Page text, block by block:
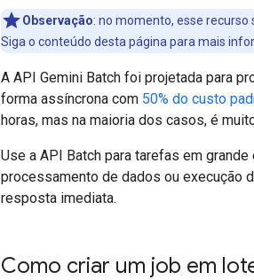
Observação: no momento, esse recurso
Siga o conteúdo desta página para mais
A API Gemini Batch foi projetada para
forma assíncrona com 50% do custo
horas, mas na maioria dos casos, é
Use a API Batch para tarefas em
processamento de dados ou execução
resposta imediata.
Como criar um job em